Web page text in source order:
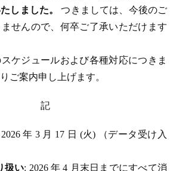
しました。つきましては、今後のご
せんので、何卒ご了承いただけます
ケジュールおよび各種対応につきま
ご案内申し上げます。
記
2026 年 3 月 17 日 (火) （データ受け入
扱い: 2026 年 4 月末日までにすべて消